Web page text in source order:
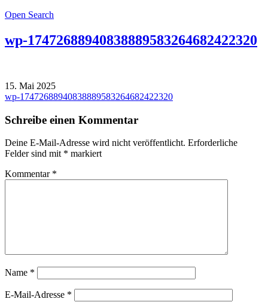
Open Search
wp-17472688940838889583264682422320
15. Mai 2025
Beitragsnavigation
wp-17472688940838889583264682422320
Schreibe einen Kommentar
Deine E-Mail-Adresse wird nicht veröffentlicht. Erforderliche
Felder sind mit * markiert
Kommentar *
Name *
E-Mail-Adresse *